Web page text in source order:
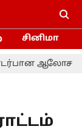
சினிமா
தமிழக